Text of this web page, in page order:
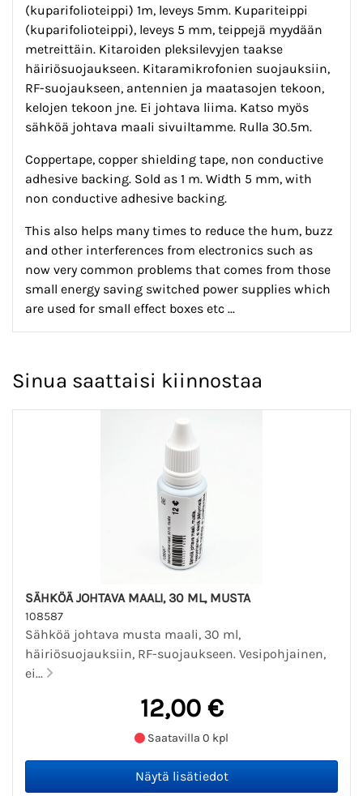
(kuparifolioteippi) 1m, leveys 5mm. Kupariteippi
(kuparifolioteippi), leveys 5 mm, teippejä myydään
metreittäin. Kitaroiden pleksilevyjen taakse
häiriösuojaukseen. Kitaramikrofonien suojauksiin,
RF-suojaukseen, antennien ja maatasojen tekoon,
kelojen tekoon jne. Ei johtava liima. Katso myös
sähköä johtava maali sivuiltamme. Rulla 30.5m.
Coppertape, copper shielding tape, non conductive
adhesive backing. Sold as 1 m. Width 5 mm, with
non conductive adhesive backing.
This also helps many times to reduce the hum, buzz
and other interferences from electronics such as
now very common problems that comes from those
small energy saving switched power supplies which
are used for small effect boxes etc ...
Sinua saattaisi kiinnostaa
SÄHKÖÄ JOHTAVA MAALI, 30 ML, MUSTA
108587
Sähköä johtava musta maali, 30 ml,
häiriösuojauksiin, RF-suojaukseen. Vesipohjainen,
ei...
12,00 €
Saatavilla 0 kpl